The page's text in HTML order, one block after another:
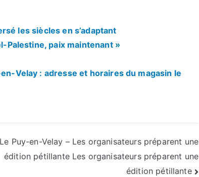
les siècles en s’adaptant
Palestine, paix maintenant »
Velay : adresse et horaires du magasin le
Le Puy-en-Velay – Les organisateurs préparent une
édition pétillante Les organisateurs préparent une
édition pétillante